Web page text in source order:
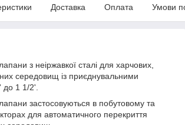
Доставка Оплата Умови
з неіржавкої сталі для харчових,
середовищ із приєднувальними
до 1 1/2'.
застосовуються в побутовому та
для автоматичного перекриття